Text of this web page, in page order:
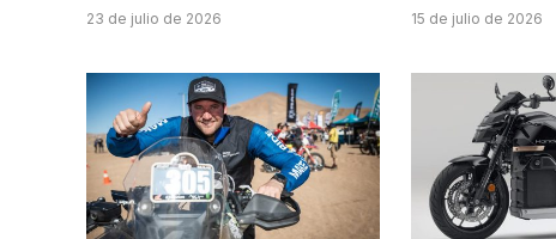
23 de julio de 2026 15 de julio de 2026